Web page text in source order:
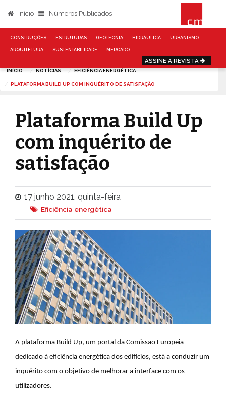
Início Números Publicados
CONSTRUÇÕES ESTRUTURAS GEOTECNIA HIDRÁULICA URBANISMO
ARQUITETURA SUSTENTABILIDADE MERCADO
ASSINE A REVISTA
INÍCIO NOTÍCIAS EFICIÊNCIA ENERGÉTICA
PLATAFORMA BUILD UP COM INQUÉRITO DE SATISFAÇÃO
Plataforma Build Up
com inquérito de
satisfação
17 junho 2021, quinta-feira
Eficiência energética
A plataforma Build Up, um portal da Comissão Europeia
dedicado à eficiência energética dos edifícios, está a conduzir um
inquérito com o objetivo de melhorar a interface com os
utilizadores.